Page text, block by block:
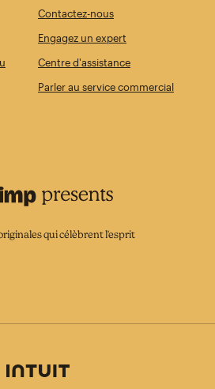
Contactez-nous
Engagez un expert
Centre d'assistance
Parler au service commercial
qui célèbrent l'esprit